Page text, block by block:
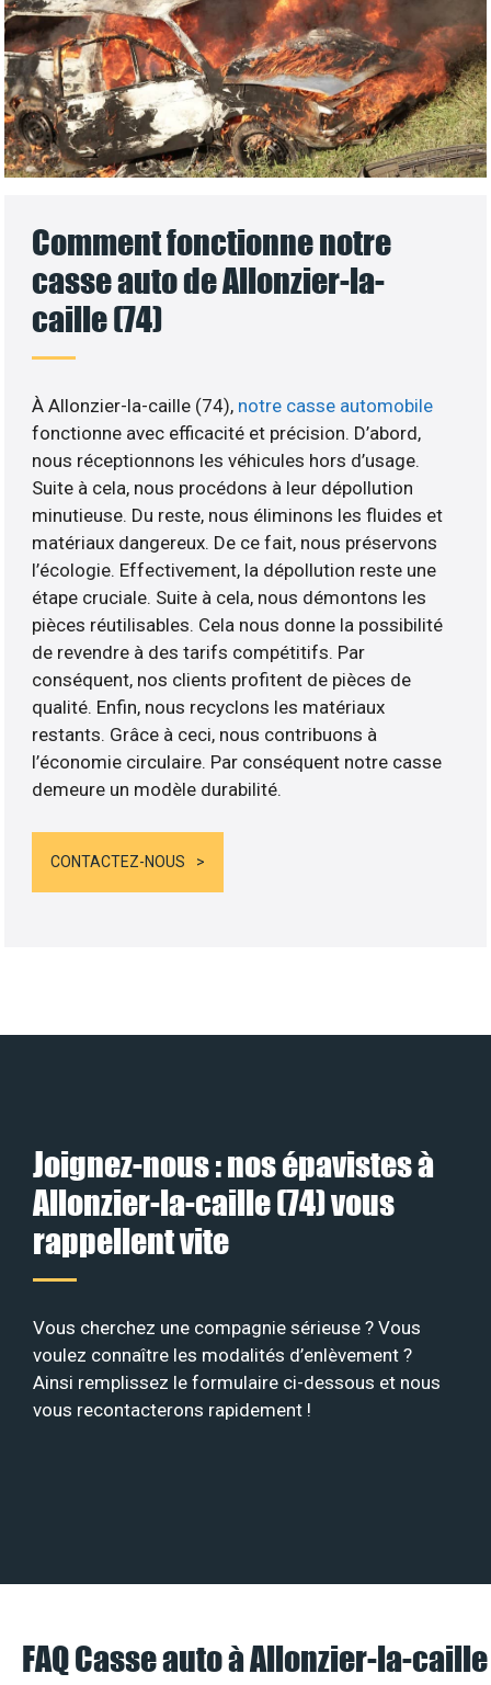
Comment fonctionne notre
casse auto de Allonzier-la-
caille (74)
À Allonzier-la-caille (74), notre casse automobile
fonctionne avec efficacité et précision. D’abord,
nous réceptionnons les véhicules hors d’usage.
Suite à cela, nous procédons à leur dépollution
minutieuse. Du reste, nous éliminons les fluides et
matériaux dangereux. De ce fait, nous préservons
l’écologie. Effectivement, la dépollution reste une
étape cruciale. Suite à cela, nous démontons les
pièces réutilisables. Cela nous donne la possibilité
de revendre à des tarifs compétitifs. Par
conséquent, nos clients profitent de pièces de
qualité. Enfin, nous recyclons les matériaux
restants. Grâce à ceci, nous contribuons à
l’économie circulaire. Par conséquent notre casse
demeure un modèle durabilité.
CONTACTEZ-NOUS
Joignez-nous : nos épavistes à
Allonzier-la-caille (74) vous
rappellent vite
Vous cherchez une compagnie sérieuse ? Vous
voulez connaître les modalités d’enlèvement ?
Ainsi remplissez le formulaire ci-dessous et nous
vous recontacterons rapidement !
FAQ Casse auto à Allonzier-la-caille